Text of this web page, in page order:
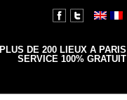
PLUS DE 200 LIEUX A PARIS
SERVICE 100% GRATUIT